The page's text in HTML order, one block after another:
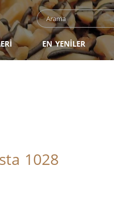
EN YENİLER
1028